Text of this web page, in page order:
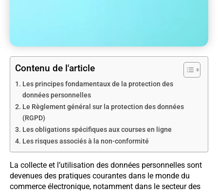
Contenu de l'article
Les principes fondamentaux de la protection des
données personnelles
Le Règlement général sur la protection des données
(RGPD)
Les obligations spécifiques aux courses en ligne
Les risques associés à la non-conformité
La collecte et l’utilisation des données personnelles sont
devenues des pratiques courantes dans le monde du
commerce électronique, notamment dans le secteur des